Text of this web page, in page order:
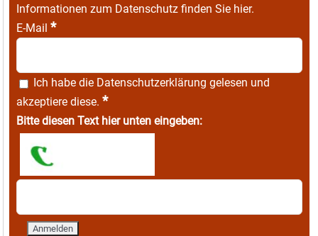
Informationen zum Datenschutz finden Sie hier.
E-Mail *
Ich habe die Datenschutzerklärung gelesen und
akzeptiere diese. *
Bitte diesen Text hier unten eingeben: